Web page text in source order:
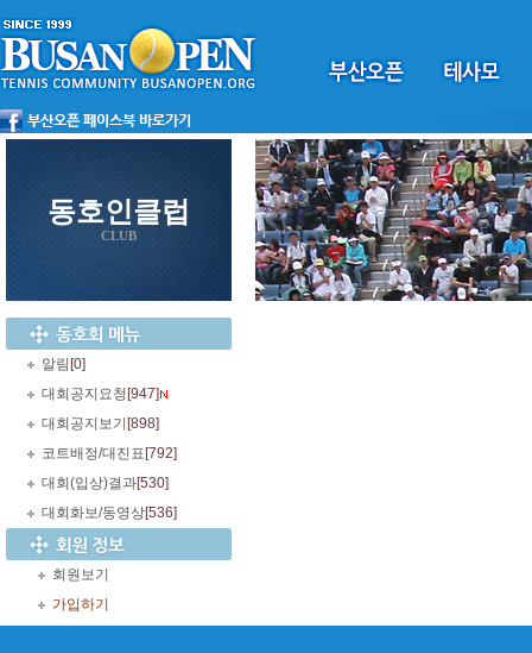
동호인클럽
CLUB
알림 [0]
대회공지요청 [947]
대회공지보기 [898]
코트배정/대진표 [792]
대회(입상)결과[530]
대회화보/동영상[536]
회원보기
가입하기